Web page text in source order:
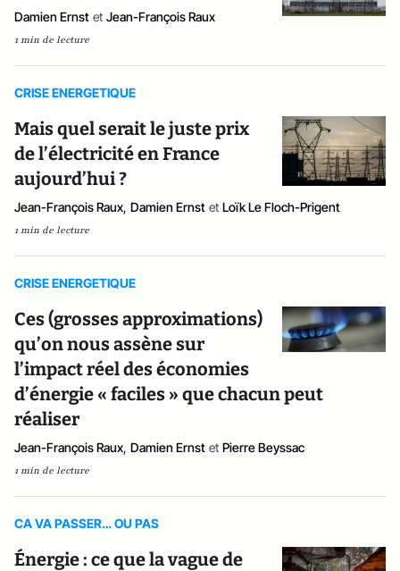
Damien Ernst et Jean-François Raux
1 min de lecture
CRISE ENERGETIQUE
Mais quel serait le juste prix
de l’électricité en France
aujourd’hui ?
Jean-François Raux, Damien Ernst et Loïk Le Floch-Prigent
1 min de lecture
CRISE ENERGETIQUE
Ces (grosses approximations)
qu’on nous assène sur
l’impact réel des économies
d’énergie « faciles » que chacun peut
réaliser
Jean-François Raux, Damien Ernst et Pierre Beyssac
1 min de lecture
CA VA PASSER… OU PAS
Énergie : ce que la vague de